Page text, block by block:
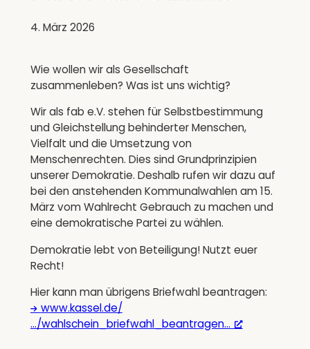
4. März 2026
Wie wollen wir als Gesellschaft
zusammenleben? Was ist uns wichtig?
Wir als fab e.V. stehen für Selbstbestimmung
und Gleichstellung behinderter Menschen,
Vielfalt und die Umsetzung von
Menschenrechten. Dies sind Grundprinzipien
unserer Demokratie. Deshalb rufen wir dazu auf
bei den anstehenden Kommunalwahlen am 15.
März vom Wahlrecht Gebrauch zu machen und
eine demokratische Partei zu wählen.
Demokratie lebt von Beteiligung! Nutzt euer
Recht!
Hier kann man übrigens Briefwahl beantragen:
www.kassel.de/
…/wahlschein_briefwahl_beantragen…